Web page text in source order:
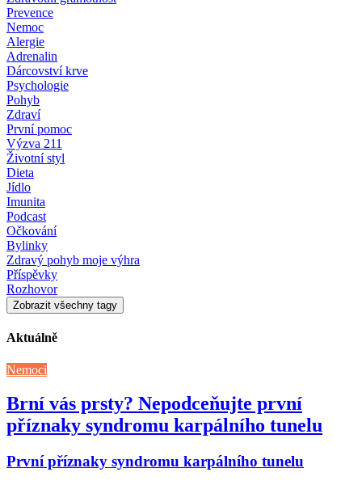
Prevence
Nemoc
Alergie
Adrenalin
Dárcovství krve
Psychologie
Pohyb
Zdraví
První pomoc
Výzva 211
Životní styl
Dieta
Jídlo
Imunita
Podcast
Očkování
Bylinky
Zdravý pohyb moje výhra
Příspěvky
Rozhovor
Zobrazit všechny tagy
Aktuálně
Nemoci
Brní vás prsty? Nepodceňujte první
příznaky syndromu karpálního tunelu
První příznaky syndromu karpálního tunelu